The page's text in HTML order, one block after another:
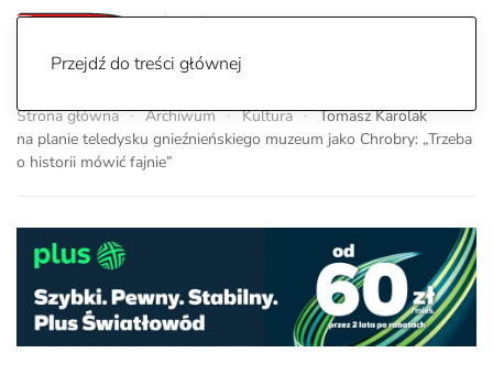
Przejdź do treści głównej
Strona główna Archiwum Kultura
Tomasz Karolak
na planie teledysku gnieźnieńskiego muzeum jako Chrobry: „Trzeba
o historii mówić fajnie”